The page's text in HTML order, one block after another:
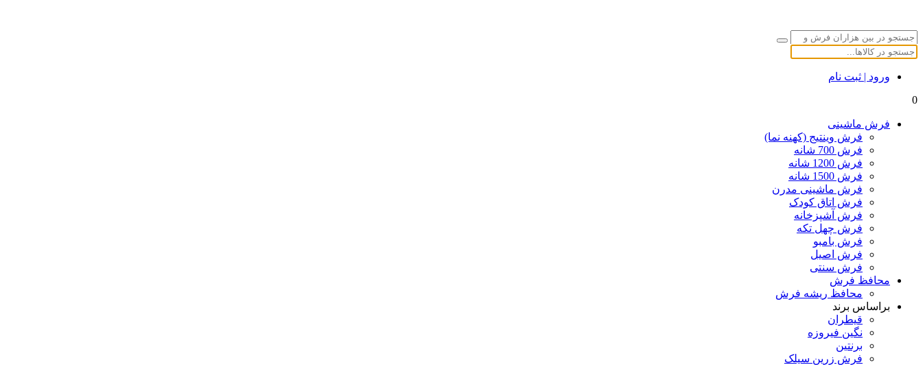
ورود | ثبت نام
0
فرش ماشینی
فرش وینتیج (کهنه نما)
فرش 700 شانه
فرش 1200 شانه
فرش 1500 شانه
فرش ماشینی مدرن
فرش اتاق کودک
فرش آشپزخانه
فرش چهل تکه
فرش بامبو
فرش اصیل
فرش سنتی
محافظ فرش
محافظ ریشه فرش
براساس برند
قیطران
نگین فیروزه
برنتین
فرش زرین سیلک